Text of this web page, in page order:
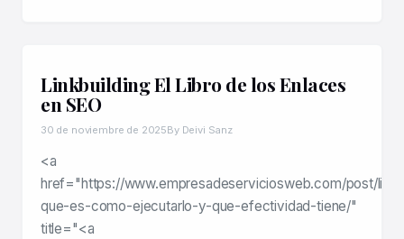
Linkbuilding El Libro de los Enlaces
en SEO
30 de noviembre de 2025By Deivi Sanz
<a
href="https://www.empresadeserviciosweb.com/post/
que-es-como-ejecutarlo-y-que-efectividad-tiene/"
title="<a